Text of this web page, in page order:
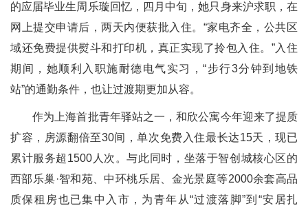
的应届毕业生周乐璇回忆，四月中旬，她只身来沪求职，在
网上提交申请后，两天内便获批入住。“家电齐全，公共区
域还免费提供熨斗和打印机，真正实现了拎包入住。”入住
期间，她顺利入职施耐德电气实习，“步行3分钟到地铁
站”的通勤条件，也让过渡期更加从容。
作为上海首批青年驿站之一，和欣公寓今年迎来了提质
扩容，房源翻倍至30间，单次免费入住最长达15天，现已
累计服务超1500人次。与此同时，坐落于智创城核心区的
西部乐巢·智和苑、中环桃乐居、金光景庭等2000余套高品
质保租房也已集中入市，为青年从“过渡落脚”到“安居扎